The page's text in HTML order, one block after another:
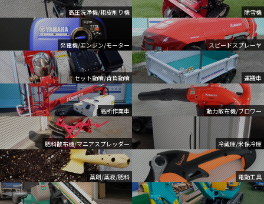
高圧洗浄機/粗皮削り機 除雪機
発電機/エンジン/モーター スピードスプレーヤ
セット動噴/背負動噴 運搬車
高所作業車 動力散布機/ブロワー
肥料散布機/マニアスプレッダー 冷蔵庫/米保冷庫
薬剤/薬液/肥料 電動工具